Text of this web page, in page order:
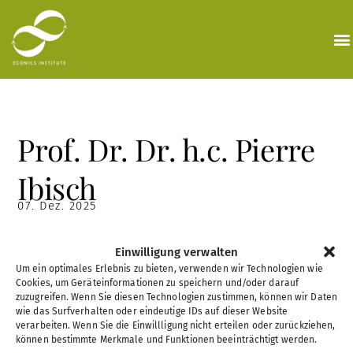
Einwilligung verwalten
Um ein optimales Erlebnis zu bieten, verwenden wir Technologien wie
Cookies, um Geräteinformationen zu speichern und/oder darauf
zuzugreifen. Wenn Sie diesen Technologien zustimmen, können wir Daten
wie das Surfverhalten oder eindeutige IDs auf dieser Website
verarbeiten. Wenn Sie die Einwillligung nicht erteilen oder zurückziehen,
können bestimmte Merkmale und Funktionen beeinträchtigt werden.
springen
Prof. Dr. Dr. h.c. Pierre
Ibisch
07. Dez. 2025